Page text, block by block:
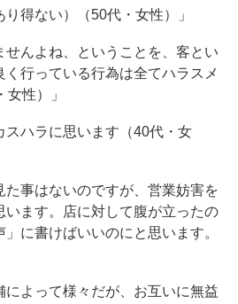
り得ない）（50代・女性）」
せんよね、ということを、客とい
く行っている行為は全てハラスメ
性）」
スハラに思います（40代・女
た事はないのですが、営業妨害を
います。店に対して腹が立ったの
に書けばいいのにと思います。
よって様々だが、お互いに無益